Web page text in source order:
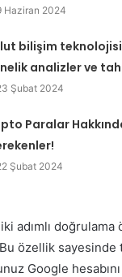
Haziran 2024
bilişim
analizler ve
Şubat 2024
Paralar
Şubat 2024
adımlı doğrulama
özellik
Google